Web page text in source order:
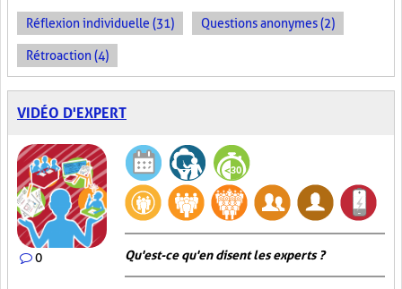
Réflexion individuelle (31) Questions anonymes (2)
Rétroaction (4)
VIDÉO D'EXPERT
0 Qu'est-ce qu'en disent les experts ?